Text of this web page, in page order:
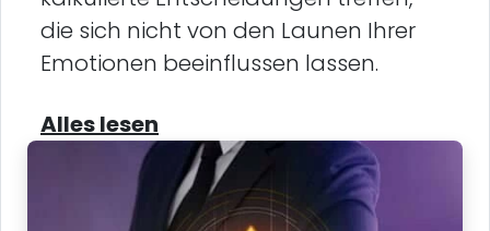
die sich nicht von den Launen Ihrer
Emotionen beeinflussen lassen.
Alles lesen